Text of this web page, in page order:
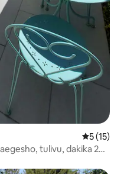
Ukadiriaji
5 (15)
tulivu, dakika 20